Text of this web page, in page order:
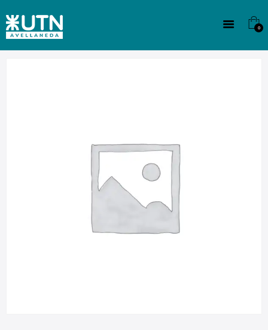
0
CULTURA